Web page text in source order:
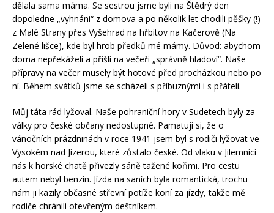
dělala sama máma. Se sestrou jsme byli na Štědrý den
dopoledne „vyhnáni“ z domova a po několik let chodili pěšky (!)
z Malé Strany přes Vyšehrad na hřbitov na Kačerově (Na
Zelené lišce), kde byl hrob předků mé mámy. Důvod: abychom
doma nepřekáželi a přišli na večeři „správně hladoví“. Naše
přípravy na večer musely být hotové před procházkou nebo po
ní. Během svátků jsme se scházeli s příbuznými i s přáteli.
Můj táta rád lyžoval. Naše pohraniční hory v Sudetech byly za
války pro české občany nedostupné. Pamatuji si, že o
vánočních prázdninách v roce 1941 jsem byl s rodiči lyžovat ve
Vysokém nad Jizerou, které zůstalo české. Od vlaku v Jilemnici
nás k horské chatě přivezly sáně tažené koňmi. Pro cestu
autem nebyl benzin. Jízda na saních byla romantická, trochu
nám ji kazily občasné střevní potíže koní za jízdy, takže mě
rodiče chránili otevřeným deštníkem.